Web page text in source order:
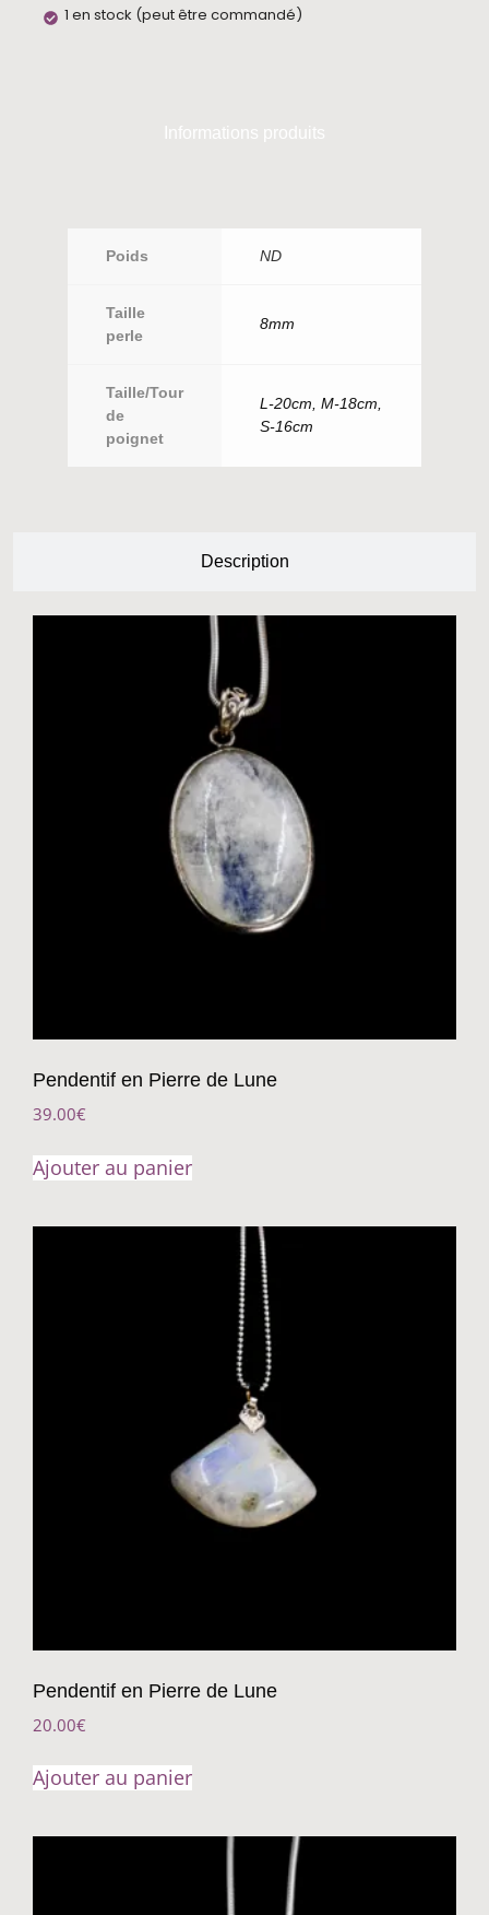
1 en stock (peut être commandé)
Informations produits
Description
Poids ND
Taille
perle
8mm
Taille/Tour
de
poignet
L-20cm, M-18cm,
S-16cm
Pendentif en Pierre de Lune
39.00€
Ajouter au panier
Pendentif en Pierre de Lune
20.00€
Ajouter au panier